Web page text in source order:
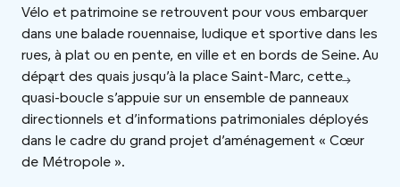
Vélo et patrimoine se retrouvent pour vous embarquer
dans une balade rouennaise, ludique et sportive dans les
rues, à plat ou en pente, en ville et en bords de Seine. Au
départ des quais jusqu’à la place Saint-Marc, cette
quasi-boucle s’appuie sur un ensemble de panneaux
directionnels et d’informations patrimoniales déployés
dans le cadre du grand projet d’aménagement « Cœur
de Métropole ».